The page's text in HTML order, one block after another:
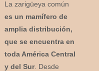
La zarigüeya común
es un mamífero de
amplia distribución,
que se encuentra en
toda América Central
y del Sur. Desde